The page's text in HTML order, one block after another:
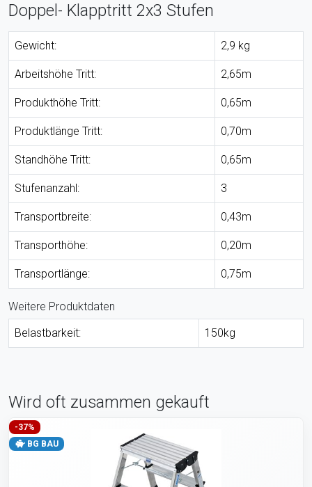
Doppel- Klapptritt 2x3 Stufen
Gewicht: 2,9 kg
Arbeitshöhe Tritt: 2,65m
Produkthöhe Tritt: 0,65m
Produktlänge Tritt: 0,70m
Standhöhe Tritt: 0,65m
Stufenanzahl: 3
Transportbreite: 0,43m
Transporthöhe: 0,20m
Transportlänge: 0,75m
Weitere Produktdaten
Belastbarkeit:
150kg
Wird oft zusammen gekauft
-37%
BG BAU